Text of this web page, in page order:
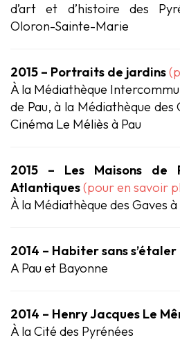
d’art et d’histoire des
Oloron-Sainte-Marie
2015 – Portraits de jardins
À la Médiathèque
de Pau, à la Médiathèque
Cinéma Le Méliès à Pau
2015 – Les Maisons de
Atlantiques(pour en savoir
À la Médiathèque des Gaves
2014 – Habiter sans s’étaler
A Pau et Bayonne
2014 – Henry Jacques Le
À la Cité des Pyrénées